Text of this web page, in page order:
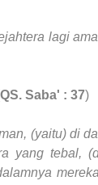
lagi
QS. Saba' : 37)
(yaitu) di
yang tebal,